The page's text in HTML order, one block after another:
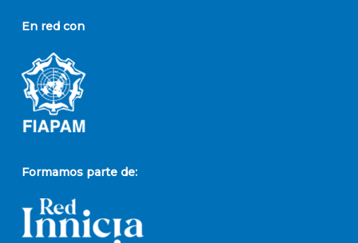
En red con
Formamos parte de: